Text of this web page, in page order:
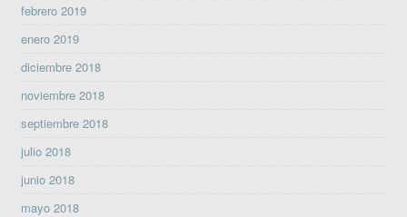
febrero 2019
enero 2019
diciembre 2018
noviembre 2018
septiembre 2018
julio 2018
junio 2018
mayo 2018